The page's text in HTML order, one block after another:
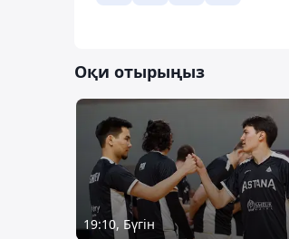
Оқи отырыңыз
19:10, Бүгін